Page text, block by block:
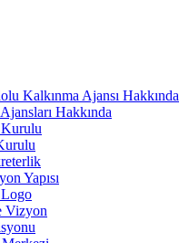
Kalkınma Ajansı Hakkında
Hakkında
Yapısı
Vizyon